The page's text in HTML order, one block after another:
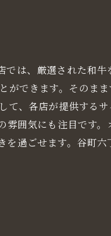
は、厳選された和
できます。そのま
て、各店が提供する
囲気にも注目です
過ごせます。谷町